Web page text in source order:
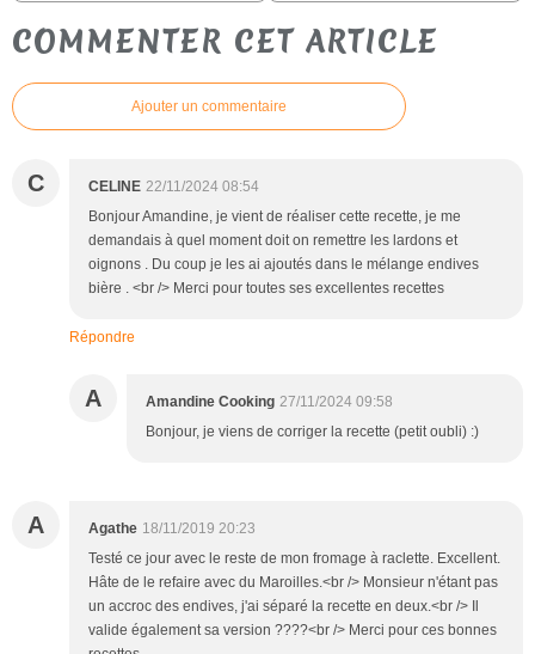
COMMENTER CET ARTICLE
Ajouter un commentaire
C CELINE 22/11/2024 08:54
Bonjour Amandine, je vient de réaliser cette recette, je me
demandais à quel moment doit on remettre les lardons et
oignons . Du coup je les ai ajoutés dans le mélange endives
bière . <br /> Merci pour toutes ses excellentes recettes
Répondre
A Amandine Cooking 27/11/2024 09:58
Bonjour, je viens de corriger la recette (petit oubli) :)
A Agathe 18/11/2019 20:23
Testé ce jour avec le reste de mon fromage à raclette. Excellent.
Hâte de le refaire avec du Maroilles.<br /> Monsieur n'étant pas
un accroc des endives, j'ai séparé la recette en deux.<br /> Il
valide également sa version ????<br /> Merci pour ces bonnes